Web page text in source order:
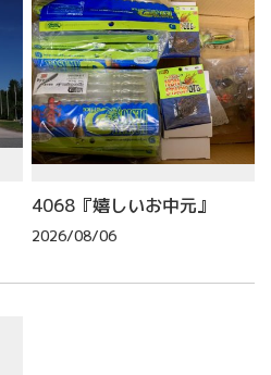
4068『嬉しいお中元』
2026/08/06